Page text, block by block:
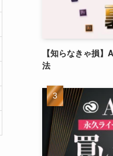
【知らなきゃ損
法